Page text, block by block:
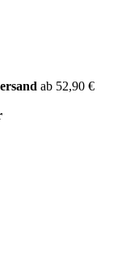
ab 52,90 €